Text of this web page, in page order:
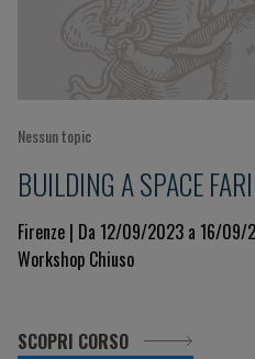
Nessun topic
BUILDING A SPACE
Firenze | Da 12/09/2023 a 16/09/
Workshop Chiuso
SCOPRI CORSO